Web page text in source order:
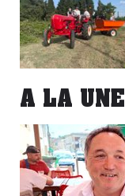
A LA UNE